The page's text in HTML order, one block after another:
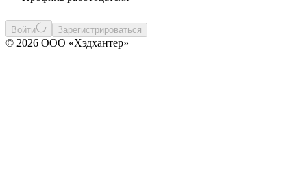
Войти Зарегистрироваться
© 2026 ООО «Хэдхантер»